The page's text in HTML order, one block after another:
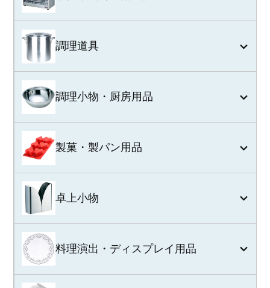
調理道具
調理小物・厨房用品
製菓・製パン用品
卓上小物
料理演出・ディスプレイ用品